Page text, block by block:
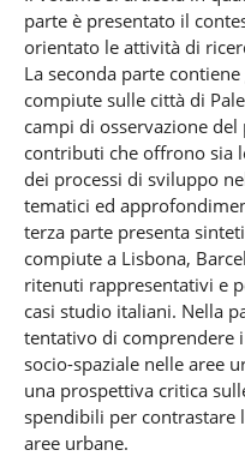
parte è presentato il
orientato le attività di
La seconda parte
compiute sulle città di
campi di osservazione
contributi che offrono sia
dei processi di sviluppo
tematici ed
terza parte presenta
compiute a Lisbona,
ritenuti rappresentativi e
casi studio italiani. Nella
tentativo di comprendere
socio-spaziale nelle aree
una prospettiva critica
spendibili per contrastare
aree urbane.